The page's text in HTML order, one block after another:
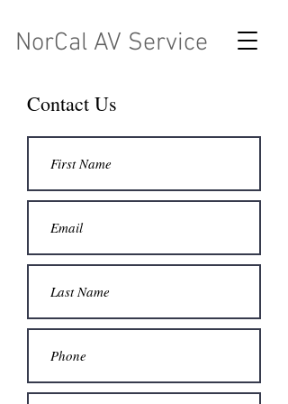
NorCal AV Service
Contact Us